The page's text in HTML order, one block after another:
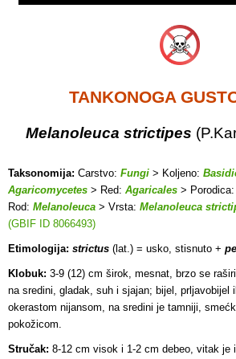
TANKONOGA
Melanoleuca strictipes
Taksonomija: Carstvo: Fungi > Koljeno:
Agaricomycetes > Red: Agaricales > Porodica:
Rod: Melanoleuca > Vrsta: Melanoleuca
(GBIF ID 8066493)
Etimologija: strictus (lat.) = usko, stisnuto +
Klobuk: 3-9 (12) cm širok, mesnat, brzo se
na sredini, gladak, suh i sjajan; bijel, prljavobijel
okerastom nijansom, na sredini je tamniji,
pokožicom.
Stručak: 8-12 cm visok i 1-2 cm debeo, vitak je